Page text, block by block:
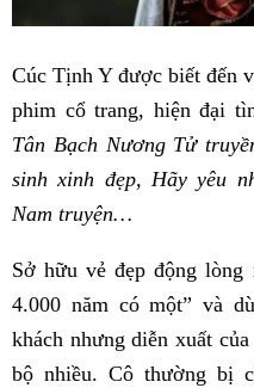
Cúc Tịnh Y được biết đến
phim cổ trang, hiện đại
Tân Bạch Nương Tử
sinh xinh đẹp, Hãy yêu
Nam truyện…
Sở hữu vẻ đẹp động
4.000 năm có một” và
khách nhưng diễn xuất
bộ nhiều. Cô thường bị